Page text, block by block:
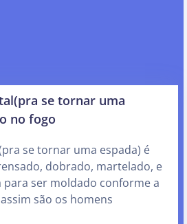
se tornar uma
no fogo
se tornar uma espada) é
dobrado, martelado, e
para ser moldado conforme a
são os homens